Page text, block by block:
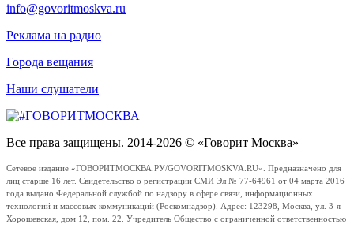
info@govoritmoskva.ru
Реклама на радио
Города вещания
Наши слушатели
Все права защищены. 2014-2026 © «Говорит Москва»
Сетевое издание «ГОВОРИТМОСКВА.РУ/GOVORITMOSKVA.RU». Предназначено для
лиц старше 16 лет. Свидетельство о регистрации СМИ Эл № 77-64961 от 04 марта 2016
года выдано Федеральной службой по надзору в сфере связи, информационных
технологий и массовых коммуникаций (Роскомнадзор). Адрес: 123298, Москва, ул. 3-я
Хорошевская, дом 12, пом. 22. Учредитель Общество с ограниченной ответственностью